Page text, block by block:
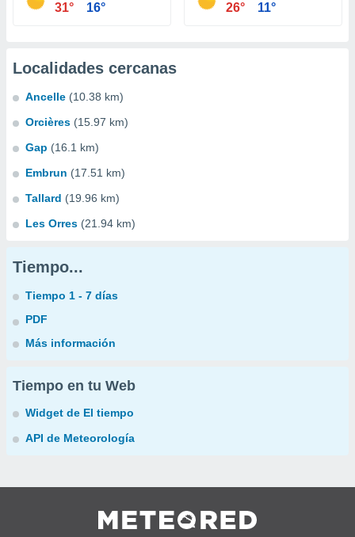
31° 16° 26° 11°
Localidades cercanas
Ancelle (10.38 km)
Orcières (15.97 km)
Gap (16.1 km)
Embrun (17.51 km)
Tallard (19.96 km)
Les Orres (21.94 km)
Tiempo...
Tiempo 1 - 7 días
PDF
Más información
Tiempo en tu Web
Widget de El tiempo
API de Meteorología